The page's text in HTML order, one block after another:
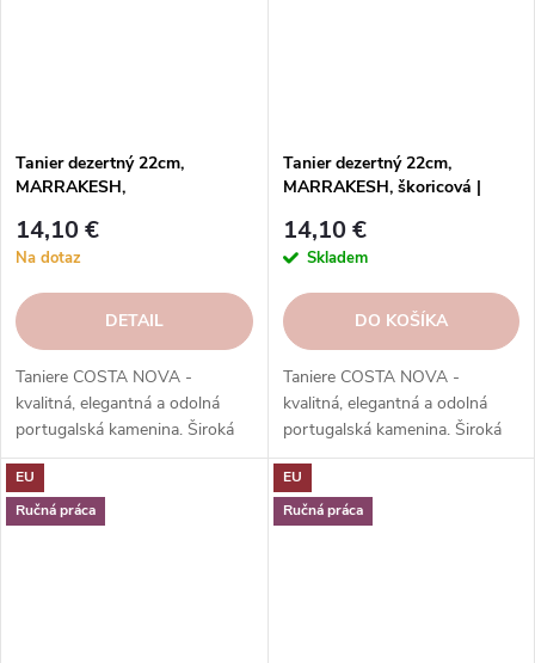
Tanier dezertný 22cm,
MARRAKESH,
14,10 €
Na dotaz
DETAIL
Taniere COSTA NOVA -
kvalitná, elegantná a odolná
portugalská kamenina. Široká
ponuka kolekcií, tvarov, farieb a
funkcií. Objednávajte v našom
e-shope.
Tanier dezertný 22cm,
MARRAKESH, škoricová |
14,10 €
Skladem
DO KOŠÍKA
Taniere COSTA NOVA -
kvalitná, elegantná a odolná
portugalská kamenina. Široká
ponuka kolekcií, tvarov, farieb a
funkcií. Objednávajte v našom
e-shope.
EU
Ručná práca
EU
Ručná práca